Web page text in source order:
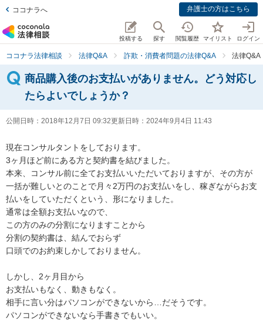
ココナラへ 弁護士の方はこちら
投稿する 探す 閲覧履歴 マイリスト ログイン
ココナラ法律相談 法律Q&A 詐欺・消費者問題の法律Q&A 法律Q&A
商品購入後のお支払いがありません。どう対応し
たらよいでしょうか？
公開日時： 2018年12月7日 09:32更新日時： 2024年9月4日 11:43
現在コンサルタントをしております。
3ヶ月ほど前にある方と契約書を結びました。
本来、コンサル前に全てお支払いいただいておりますが、その方が
一括が難しいとのことで月々2万円のお支払いをし、稼ぎながらお支
払いをしていただくという、形になりました。
通常は全額お支払いなので、
この方のみの分割になりますことから
分割の契約書は、結んでおらず
口頭でのお約束しかしておりません。
しかし、2ヶ月目から
お支払いもなく、動きもなく。
相手に言い分はパソコンができないから…だそうです。
パソコンができないなら手書きでもいい。